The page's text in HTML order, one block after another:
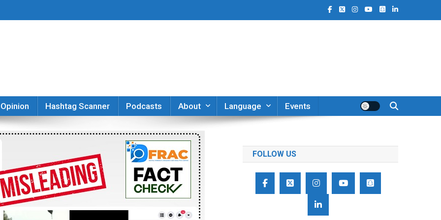
Opinion Hashtag Scanner Podcasts About Language Events
FOLLOW US